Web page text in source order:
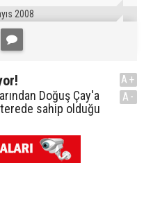
2008
Doğuş Çay'a
sahip olduğu
A+
A-